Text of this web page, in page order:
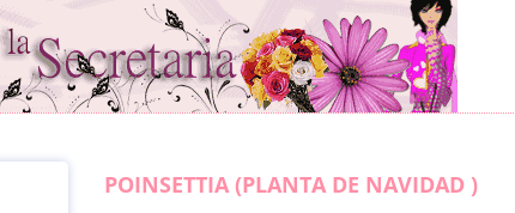
POINSETTIA (PLANTA DE NAVIDAD )